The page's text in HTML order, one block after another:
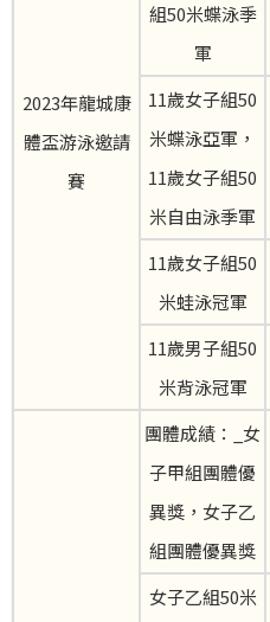
2023年龍城康
體盃游泳邀請
賽
組50米蝶泳季
軍
11歲女子組50
米蝶泳亞軍，
11歲女子組50
米自由泳季軍
11歲女子組50
米蛙泳冠軍
11歲男子組50
米背泳冠軍
團體成績：_女
子甲組團體優
異獎，女子乙
組團體優異獎
女子乙組50米